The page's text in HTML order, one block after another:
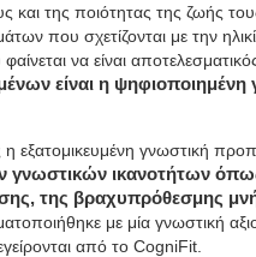
και της ποιότητας της ζωής
που σχετίζονται με την
να είναι
είναι η ψηφιοποιημένη
η εξατομικευμένη γνωστική
γνωστικών ικανοτήτων
της βραχυπρόθεσμης
με μία γνωστική
από το CogniFit.